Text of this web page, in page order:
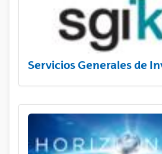
Servicios Generales de